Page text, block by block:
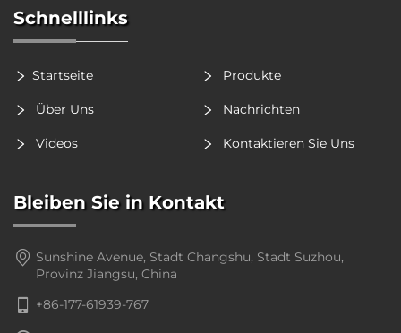
Schnelllinks
Startseite Produkte
Über Uns Nachrichten
Videos Kontaktieren Sie Uns
Bleiben Sie in Kontakt
Sunshine Avenue, Stadt Changshu, Stadt Suzhou,
Provinz Jiangsu, China
+86-177-61939-767